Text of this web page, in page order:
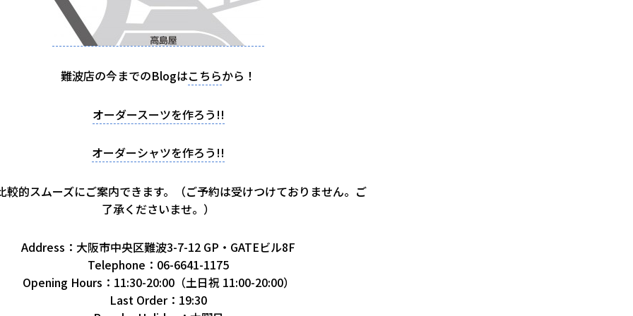
難波店の今までのBlogはこちらから！
オーダースーツを作ろう!!
オーダーシャツを作ろう!!
的スムーズにご案内できます。（ご予約は受けつけておりません。ご
了承くださいませ。）
Address：大阪市中央区難波3-7-12 GP・GATEビル8F
Telephone：06-6641-1175
Opening Hours：11:30-20:00（土日祝 11:00-20:00）
Last Order：19:30